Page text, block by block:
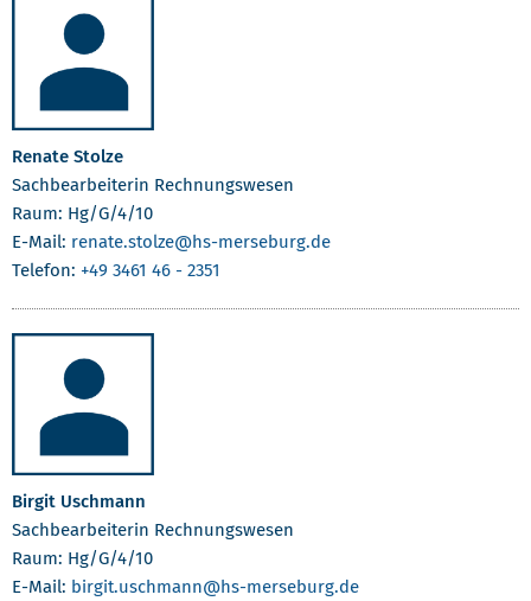
Renate Stolze
Sachbearbeiterin Rechnungswesen
Raum: Hg/G/4/10
E-Mail: renate.stolze@hs-merseburg.de
Telefon: +49 3461 46 - 2351
Birgit Uschmann
Sachbearbeiterin Rechnungswesen
Raum: Hg/G/4/10
E-Mail: birgit.uschmann@hs-merseburg.de